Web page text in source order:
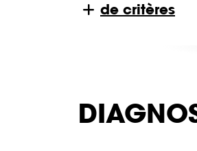
de critères